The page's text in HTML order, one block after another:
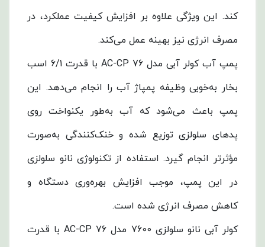
کند. این ویژگی علاوه بر افزایش کیفیت عملکرد، در
مصرف انرژی نیز بهینه عمل می‌کند.
پمپ آب کولر آبی مدل AC-CP 76 با قدرت 6/1 اسب
بخار به‌خوبی وظیفه پمپاژ آب را انجام می‌دهد. این
پمپ باعث می‌شود که آب به‌طور یکنواخت روی
پدهای سلولزی توزیع شده و خنک‌کنندگی به‌صورت
مؤثرتر انجام گیرد. استفاده از تکنولوژی نانو سلولزی
در این پمپ، موجب افزایش بهره‌وری دستگاه و
کاهش مصرف انرژی شده است.
کولر آبی نانو سلولزی 7600 مدل AC-CP 76 با قدرت